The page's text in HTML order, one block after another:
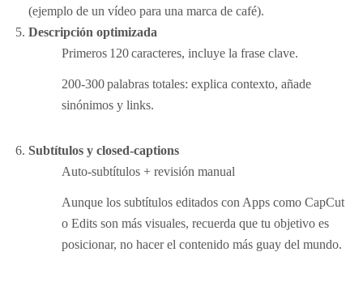
(ejemplo de un vídeo para una marca de café).
Descripción optimizada
Primeros 120 caracteres, incluye la frase clave.
200‑300 palabras totales: explica contexto, añade
sinónimos y links.
Subtítulos y closed‑captions
Auto‑subtítulos + revisión manual
Aunque los subtítulos editados con Apps como CapCut
o Edits son más visuales, recuerda que tu objetivo es
posicionar, no hacer el contenido más guay del mundo.